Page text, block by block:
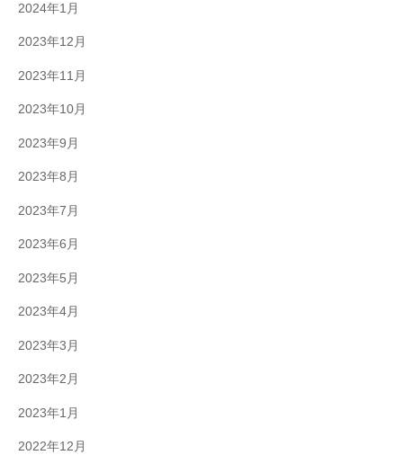
2024年1月
2023年12月
2023年11月
2023年10月
2023年9月
2023年8月
2023年7月
2023年6月
2023年5月
2023年4月
2023年3月
2023年2月
2023年1月
2022年12月